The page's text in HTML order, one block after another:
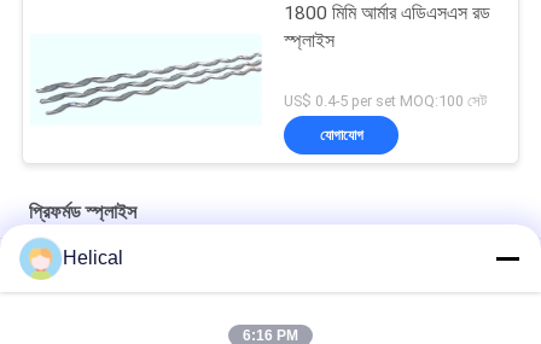
1800 মিমি আর্মার এডিএসএস রড
স্প্লাইস
US$ 0.4-5 per set MOQ:100 সেট
যোগাযোগ
প্রিফর্মড স্প্লাইস
535 মিমি ACSR পুরো টেনশন অ্যালুমিনিয়াম ওয়্যার কন্ডাক্টর স্প্লাইস
Helical
6:16 PM